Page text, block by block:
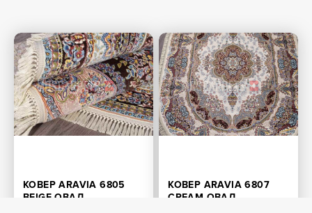
КОВЕР ARAVIA 6805
BEIGE ОВАЛ
КОВЕР ARAVIA 6807
CREAM ОВАЛ